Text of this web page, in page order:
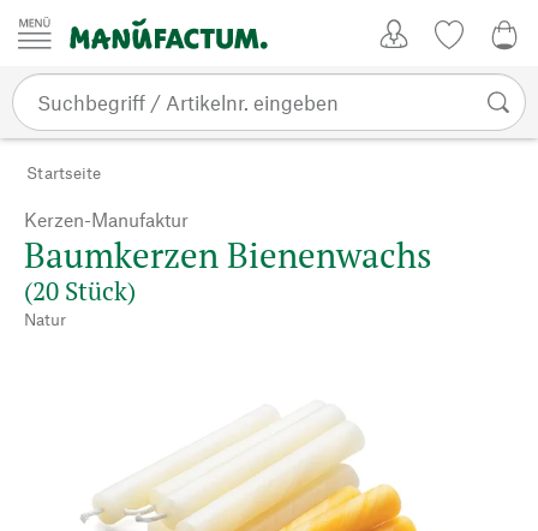
Zum Inhalt springen
Startseite
Kerzen-Manufaktur
Baumkerzen Bienenwachs
(20 Stück)
Natur